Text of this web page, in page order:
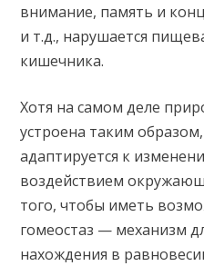
внимание, память и
и т.д., нарушается
кишечника.
Хотя на самом деле
устроена таким
адаптируется к
воздействием
того, чтобы иметь
гомеостаз — механизм
нахождения в